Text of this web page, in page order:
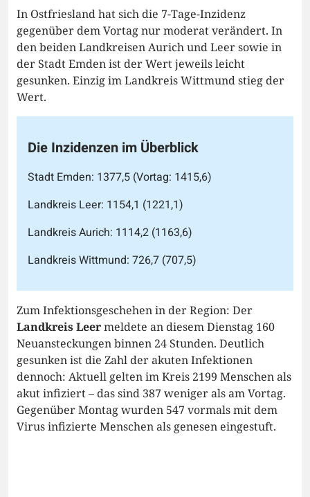
In Ostfriesland hat sich die 7-Tage-Inzidenz
gegenüber dem Vortag nur moderat verändert. In
den beiden Landkreisen Aurich und Leer sowie in
der Stadt Emden ist der Wert jeweils leicht
gesunken. Einzig im Landkreis Wittmund stieg der
Wert.
Die Inzidenzen im Überblick
Stadt Emden: 1377,5 (Vortag: 1415,6)
Landkreis Leer: 1154,1 (1221,1)
Landkreis Aurich: 1114,2 (1163,6)
Landkreis Wittmund: 726,7 (707,5)
Zum Infektionsgeschehen in der Region: Der
Landkreis Leermeldete an diesem Dienstag 160
Neuansteckungen binnen 24 Stunden. Deutlich
gesunken ist die Zahl der akuten Infektionen
dennoch: Aktuell gelten im Kreis 2199 Menschen als
akut infiziert – das sind 387 weniger als am Vortag.
Gegenüber Montag wurden 547 vormals mit dem
Virus infizierte Menschen als genesen eingestuft.